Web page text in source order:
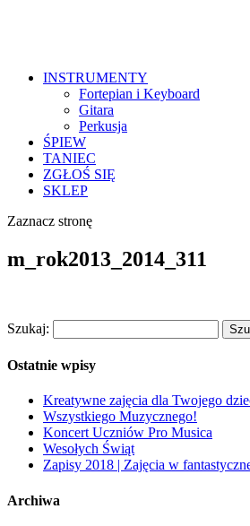
INSTRUMENTY
Fortepian i Keyboard
Gitara
Perkusja
ŚPIEW
TANIEC
ZGŁOŚ SIĘ
SKLEP
Zaznacz stronę
m_rok2013_2014_311
Szukaj:
Ostatnie wpisy
Kreatywne zajęcia dla Twojego
Wszystkiego Muzycznego!
Koncert Uczniów Pro Musica
Wesołych Świąt
Zapisy 2018 | Zajęcia w
Archiwa